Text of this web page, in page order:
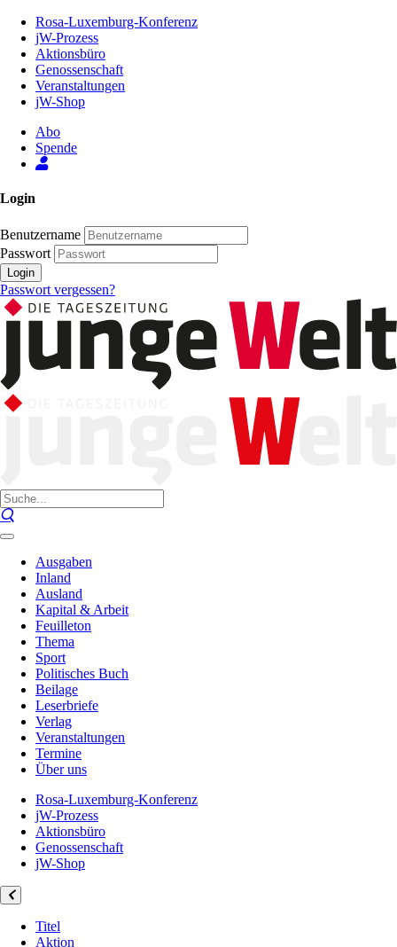
Inhalt
Seite
Rosa-Luxemburg-Konferenz
jW-Prozess
Aktionsbüro
Genossenschaft
Veranstaltungen
jW-Shop
Abo
Spende
Login
Benutzername
Passwort
Login
Passwort vergessen?
Ausgaben
Inland
Ausland
Kapital & Arbeit
Feuilleton
Thema
Sport
Politisches Buch
Beilage
Leserbriefe
Verlag
Veranstaltungen
Termine
Über uns
Rosa-Luxemburg-Konferenz
jW-Prozess
Aktionsbüro
Genossenschaft
jW-Shop
Titel
Aktion